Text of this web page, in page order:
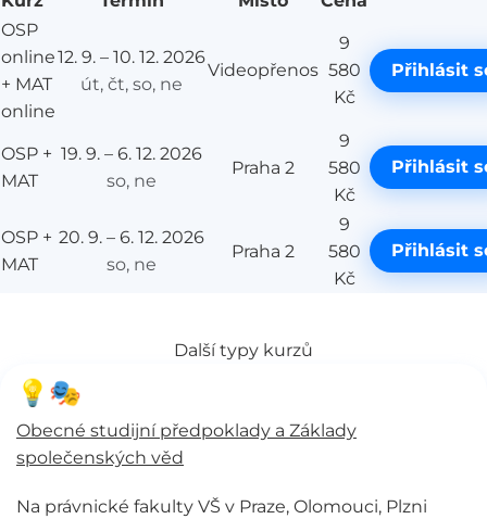
OSP
online
+ MAT
online
12. 9. – 10. 12. 2026
út, čt, so, ne
Videopřenos
9
580
Kč
Přihlásit
OSP +
MAT
19. 9. – 6. 12. 2026
so, ne
Praha 2
9
580
Kč
Přihlásit
OSP +
MAT
20. 9. – 6. 12. 2026
so, ne
Praha 2
9
580
Kč
Přihlásit
Další typy kurzů
💡🎭
Obecné studijní předpoklady a Základy
společenských věd
Na právnické fakulty VŠ v Praze, Olomouci, Plzni